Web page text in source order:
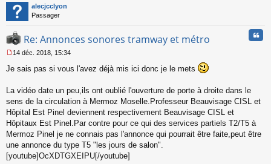
alecjcclyon
Passager
Re: Annonces sonores tramway et métro
e
a
g
e
n
o
l
u
14 déc. 2018, 15:34
Je sais pas si vous l'avez déjà mis ici donc je le mets
La vidéo date un peu,ils ont oublié l'ouverture de porte à droite dans le
sens de la circulation à Mermoz Moselle.Professeur Beauvisage CISL et
Hôpital Est Pinel deviennent respectivement Beauvisage CISL et
Hôpitaux Est Pinel.Par contre pour ce qui des services partiels T2/T5 à
Mermoz Pinel je ne connais pas l'annonce qui pourrait être faite,peut être
une annonce du type T5 "les jours de salon".
[youtube]OcXDTGXEIPU[/youtube]